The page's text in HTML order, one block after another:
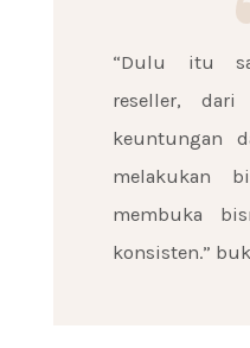
“Dulu itu
reseller,
keuntungan
melakukan
membuka
konsisten.”